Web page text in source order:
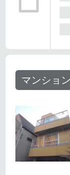
マンション